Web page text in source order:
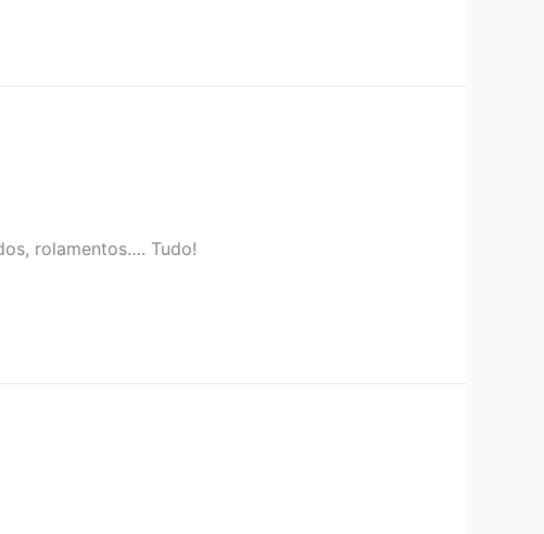
rolamentos…. Tudo!